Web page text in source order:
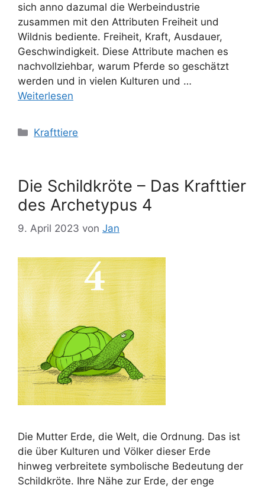
sich anno dazumal die Werbeindustrie
zusammen mit den Attributen Freiheit und
Wildnis bediente. Freiheit, Kraft, Ausdauer,
Geschwindigkeit. Diese Attribute machen es
nachvollziehbar, warum Pferde so geschätzt
werden und in vielen Kulturen und …
Weiterlesen
Kategorien
Krafttiere
Die Schildkröte – Das Krafttier
des Archetypus 4
9. April 2023 von Jan
Die Mutter Erde, die Welt, die Ordnung. Das ist
die über Kulturen und Völker dieser Erde
hinweg verbreitete symbolische Bedeutung der
Schildkröte. Ihre Nähe zur Erde, der enge